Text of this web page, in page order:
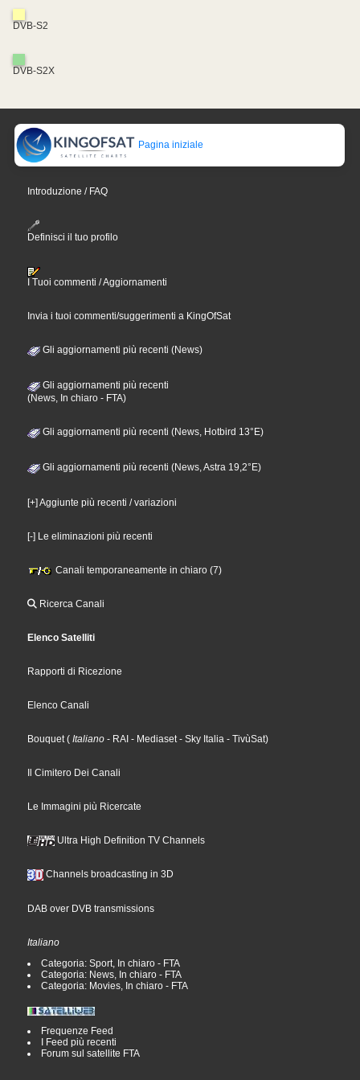
DVB-S2
DVB-S2X
Pagina iniziale
Introduzione / FAQ
Definisci il tuo profilo
I Tuoi commenti / Aggiornamenti
Invia i tuoi commenti/suggerimenti a KingOfSat
Gli aggiornamenti più recenti (News)
Gli aggiornamenti più recenti
(News, In chiaro - FTA)
Gli aggiornamenti più recenti (News, Hotbird 13°E)
Gli aggiornamenti più recenti (News, Astra 19,2°E)
[+] Aggiunte più recenti / variazioni
[-] Le eliminazioni più recenti
Canali temporaneamente in chiaro (7)
Ricerca Canali
Elenco Satelliti
Rapporti di Ricezione
Elenco Canali
Bouquet( Italiano - RAI - Mediaset- Sky Italia - TivùSat)
Il Cimitero Dei Canali
Le Immagini più Ricercate
Ultra High Definition TV Channels
Channels broadcasting in 3D
DAB over DVB transmissions
Italiano
Categoria: Sport, In chiaro - FTA
Categoria: News, In chiaro - FTA
Categoria: Movies, In chiaro - FTA
Frequenze Feed
I Feed più recenti
Forum sul satellite FTA